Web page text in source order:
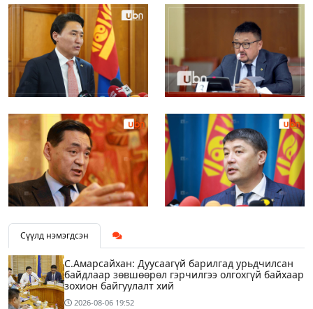
Сүүлд нэмэгдсэн
С.Амарсайхан: Дуусаагүй барилгад урьдчилсан
байдлаар зөвшөөрөл гэрчилгээ олгохгүй байхаар
зохион байгуулалт хий
2026-08-06 19:52